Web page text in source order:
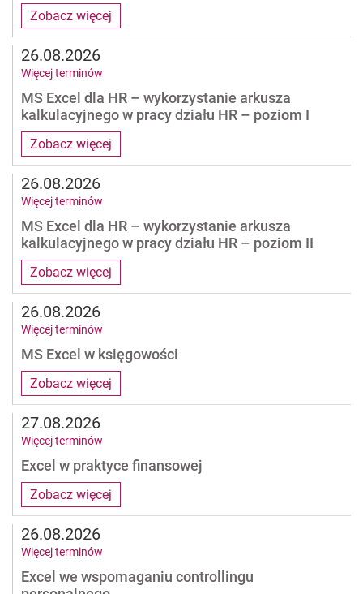
Zobacz więcej
Zobacz więcej
MS Excel dla HR – wykorzystanie arkusza
kalkulacyjnego w pracy działu HR – poziom I
26.08.2026
Więcej terminów
Zobacz więcej
MS Excel dla HR – wykorzystanie arkusza
kalkulacyjnego w pracy działu HR – poziom II
26.08.2026
Więcej terminów
Zobacz więcej
MS Excel w księgowości
26.08.2026
Więcej terminów
Zobacz więcej
Excel w praktyce finansowej
27.08.2026
Więcej terminów
Excel we wspomaganiu controllingu
26.08.2026
Więcej terminów